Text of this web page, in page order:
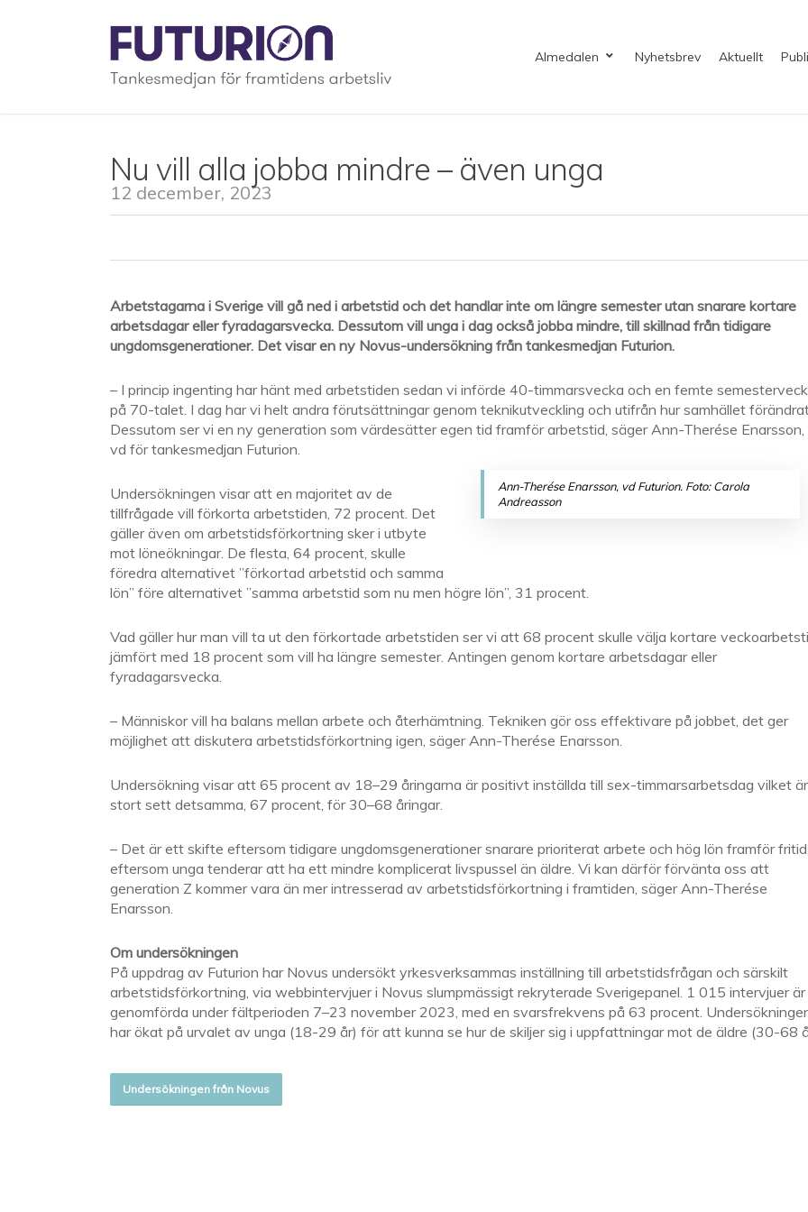
Almedalen Nyhetsbrev Aktuellt
Nu vill alla jobba mindre – även unga
12 december, 2023
Arbetstagarna i Sverige vill gå ned i arbetstid och det handlar inte om längre semester utan snarare kortare
arbetsdagar eller fyradagarsvecka. Dessutom vill unga i dag också jobba mindre, till skillnad från tidigare
ungdomsgenerationer. Det visar en ny Novus-undersökning från tankesmedjan Futurion.
– I princip ingenting har hänt med arbetstiden sedan vi införde 40-timmarsvecka och en femte
på 70-talet. I dag har vi helt andra förutsättningar genom teknikutveckling och utifrån hur samhället
Dessutom ser vi en ny generation som värdesätter egen tid framför arbetstid, säger Ann-Therése Enarsson,
vd för tankesmedjan Futurion.
Ann-Therése Enarsson, vd Futurion. Foto: Carola
Andreasson
Undersökningen visar att en majoritet av de
tillfrågade vill förkorta arbetstiden, 72 procent. Det
gäller även om arbetstidsförkortning sker i utbyte
mot löneökningar. De flesta, 64 procent, skulle
föredra alternativet ”förkortad arbetstid och samma
lön” före alternativet ”samma arbetstid som nu men högre lön”, 31 procent.
Vad gäller hur man vill ta ut den förkortade arbetstiden ser vi att 68 procent skulle välja kortare
jämfört med 18 procent som vill ha längre semester. Antingen genom kortare arbetsdagar eller
fyradagarsvecka.
– Människor vill ha balans mellan arbete och återhämtning. Tekniken gör oss effektivare på jobbet, det ger
möjlighet att diskutera arbetstidsförkortning igen, säger Ann-Therése Enarsson.
Undersökning visar att 65 procent av 18–29 åringarna är positivt inställda till sex-timmarsarbetsdag vilket
stort sett detsamma, 67 procent, för 30–68 åringar.
– Det är ett skifte eftersom tidigare ungdomsgenerationer snarare prioriterat arbete och hög lön framför fritid,
eftersom unga tenderar att ha ett mindre komplicerat livspussel än äldre. Vi kan därför förvänta oss att
generation Z kommer vara än mer intresserad av arbetstidsförkortning i framtiden, säger Ann-Therése
Enarsson.
Om undersökningen
På uppdrag av Futurion har Novus undersökt yrkesverksammas inställning till arbetstidsfrågan och särskilt
arbetstidsförkortning, via webbintervjuer i Novus slumpmässigt rekryterade Sverigepanel. 1 015 intervjuer är
genomförda under fältperioden 7–23 november 2023, med en svarsfrekvens på 63 procent.
har ökat på urvalet av unga (18-29 år) för att kunna se hur de skiljer sig i uppfattningar mot de äldre (30-68
Undersökningen från Novus